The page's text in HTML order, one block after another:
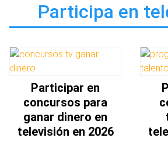
Participa en
Participar en
concursos para
ganar dinero en
televisión en 2026